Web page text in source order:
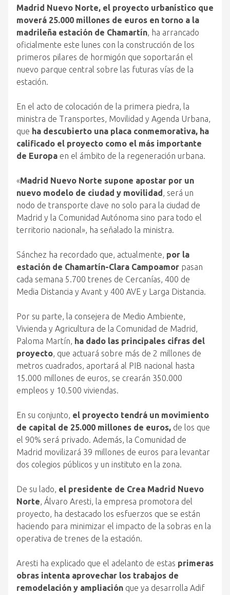
Madrid Nuevo Norte, el proyecto urbanístico que
moverá 25.000 millones de euros en torno a la
madrileña estación de Chamartín, ha arrancado
oficialmente este lunes con la construcción de los
primeros pilares de hormigón que soportarán el
nuevo parque central sobre las futuras vías de la
estación.
En el acto de colocación de la primera piedra, la
ministra de Transportes, Movilidad y Agenda Urbana,
que ha descubierto una placa conmemorativa, ha
calificado el proyecto como el más importante
de Europa en el ámbito de la regeneración urbana.
«Madrid Nuevo Norte supone apostar por un
nuevo modelo de ciudad y movilidad, será un
nodo de transporte clave no solo para la ciudad de
Madrid y la Comunidad Autónoma sino para todo el
territorio nacional», ha señalado la ministra.
Sánchez ha recordado que, actualmente, por la
estación de Chamartín-Clara Campoamor pasan
cada semana 5.700 trenes de Cercanías, 400 de
Media Distancia y Avant y 400 AVE y Larga Distancia.
Por su parte, la consejera de Medio Ambiente,
Vivienda y Agricultura de la Comunidad de Madrid,
Paloma Martín, ha dado las principales cifras del
proyecto, que actuará sobre más de 2 millones de
metros cuadrados, aportará al PIB nacional hasta
15.000 millones de euros, se crearán 350.000
empleos y 10.500 viviendas.
En su conjunto, el proyecto tendrá un movimiento
de capital de 25.000 millones de euros, de los que
el 90% será privado. Además, la Comunidad de
Madrid movilizará 39 millones de euros para levantar
dos colegios públicos y un instituto en la zona.
De su lado, el presidente de Crea Madrid Nuevo
Norte, Álvaro Aresti, la empresa promotora del
proyecto, ha destacado los esfuerzos que se están
haciendo para minimizar el impacto de la sobras en la
operativa de trenes de la estación.
Aresti ha explicado que el adelanto de estas primeras
obras intenta aprovechar los trabajos de
remodelación y ampliación que ya desarrolla Adif